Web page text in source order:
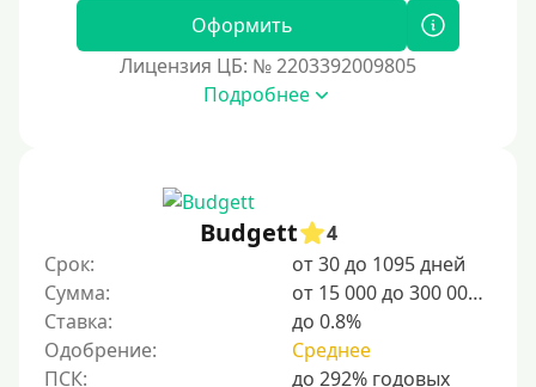
Несовершеннолетним
Студентам
Для мужчин
Женский займ
Мамам в декрете
Оформить
Лицензия ЦБ: № 2203392009805
Подробнее
Budgett
4
Срок:
от 30 до 1095 дней
Сумма:
от 15 000 до 300 000 ₽
Ставка:
до 0.8%
Одобрение:
Среднее